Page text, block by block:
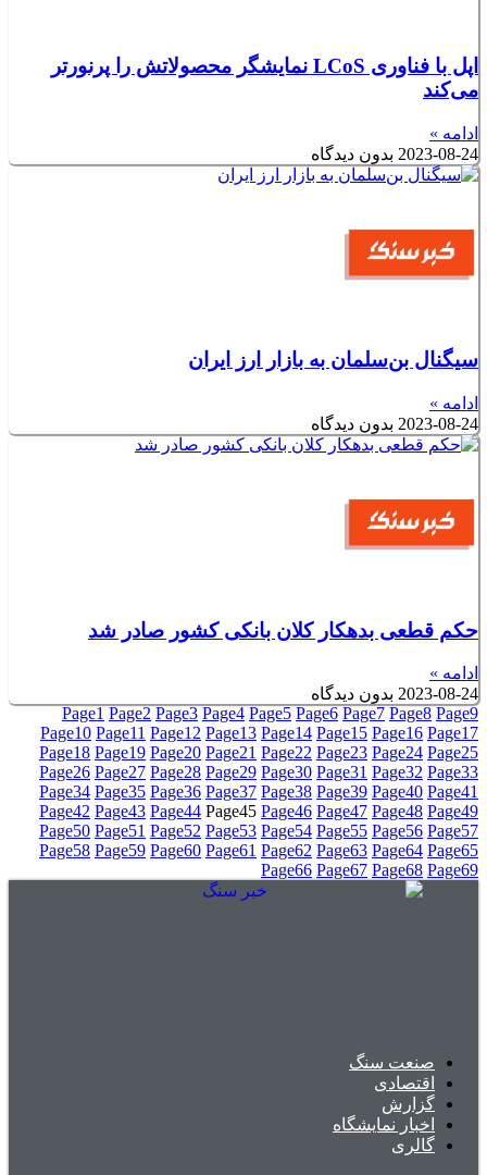
اپل با فناوری LCoS نمایشگر محصولاتش را پرنورتر
می‌کند
ادامه »
2023-08-24 بدون دیدگاه
سیگنال بن‌سلمان به بازار ارز ایران
ادامه »
2023-08-24 بدون دیدگاه
حکم قطعی بدهکار کلان بانکی کشور صادر شد
ادامه »
2023-08-24 بدون دیدگاه
Page1 Page2 Page3 Page4 Page5 Page6 Page7 Page8 Page9
Page10 Page11 Page12 Page13 Page14 Page15 Page16 Page17
Page18 Page19 Page20 Page21 Page22 Page23 Page24 Page25
Page26 Page27 Page28 Page29 Page30 Page31 Page32 Page33
Page34 Page35 Page36 Page37 Page38 Page39 Page40 Page41
Page42 Page43 Page44 Page45 Page46 Page47 Page48 Page49
Page50 Page51 Page52 Page53 Page54 Page55 Page56 Page57
Page58 Page59 Page60 Page61 Page62 Page63 Page64 Page65
Page66 Page67 Page68 Page69
صنعت سنگ
اقتصادی
گزارش
اخبار نمایشگاه
گالری